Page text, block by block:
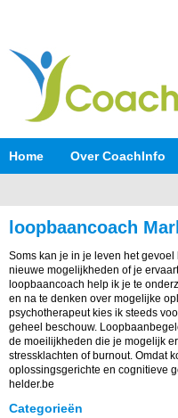
Home Over CoachInfo
loopbaancoach
Soms kan je in je leven het
nieuwe mogelijkheden of je
loopbaancoach help ik je te
en na te denken over mogelijke
psychotherapeut kies ik steeds
geheel beschouw.
de moeilijkheden die je mogelijk
stressklachten of burnout. Omdat
oplossingsgerichte en cognitieve
helder.be
Categorieën